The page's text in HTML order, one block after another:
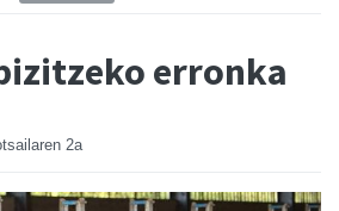
erronka
2a